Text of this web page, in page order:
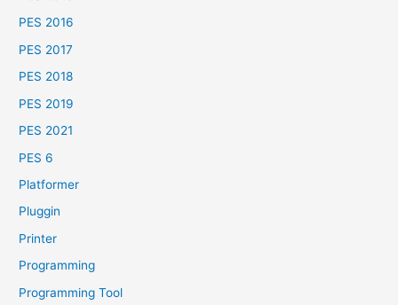
PES 2016
PES 2017
PES 2018
PES 2019
PES 2021
PES 6
Platformer
Pluggin
Printer
Programming
Programming Tool